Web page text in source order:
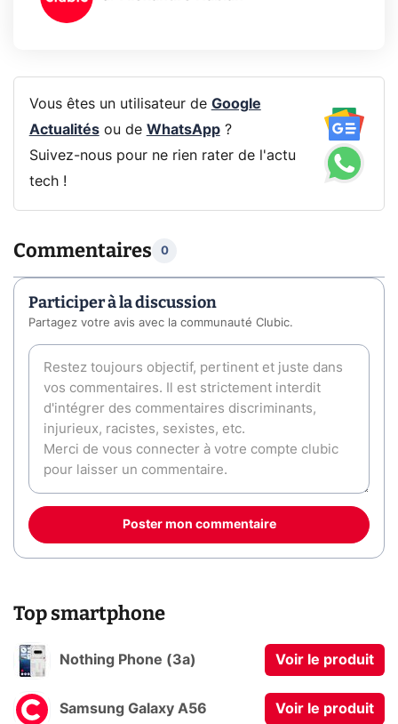
Vous êtes un utilisateur de Google
Actualitésou de WhatsApp?
Suivez-nous pour ne rien rater de l'actu
tech !
Commentaires 0
Participer à la discussion
Partagez votre avis avec la communauté Clubic.
Poster mon commentaire
Top smartphone
Nothing Phone (3a) Voir le produit
Samsung Galaxy A56 Voir le produit